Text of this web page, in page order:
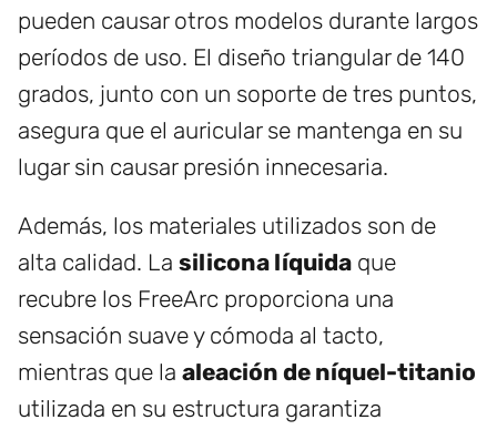
pueden causar otros modelos durante largos
períodos de uso. El diseño triangular de 140
grados, junto con un soporte de tres puntos,
asegura que el auricular se mantenga en su
lugar sin causar presión innecesaria.
Además, los materiales utilizados son de
alta calidad. La silicona líquida que
recubre los FreeArc proporciona una
sensación suave y cómoda al tacto,
mientras que la aleación de níquel-titanio
utilizada en su estructura garantiza